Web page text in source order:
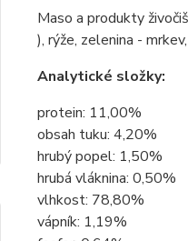
Maso a produkty
), rýže, zelenina -
Analytické složky:
protein: 11,00%
obsah tuku: 4,20%
hrubý popel: 1,50%
hrubá vláknina: 0,50%
vlhkost: 78,80%
vápník: 1,19%